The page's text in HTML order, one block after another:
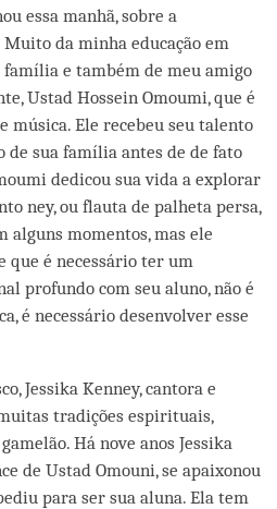
essa manhã, sobre a
da minha educação em
e também de meu amigo
Ustad Hossein Omoumi, que é
música. Ele recebeu seu talento
sua família antes de de fato
dedicou sua vida a explorar
ney, ou flauta de palheta persa,
alguns momentos, mas ele
que é necessário ter um
profundo com seu aluno, não é
é necessário desenvolver esse
Jessika Kenney, cantora e
tradições espirituais,
Há nove anos Jessika
de Ustad Omouni, se apaixonou
para ser sua aluna. Ela tem